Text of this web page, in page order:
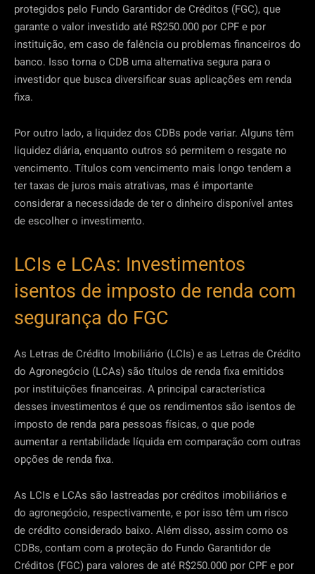
protegidos pelo Fundo Garantidor de Créditos (FGC), que
garante o valor investido até R$250.000 por CPF e por
instituição, em caso de falência ou problemas financeiros do
banco. Isso torna o CDB uma alternativa segura para o
investidor que busca diversificar suas aplicações em renda
fixa.
Por outro lado, a liquidez dos CDBs pode variar. Alguns têm
liquidez diária, enquanto outros só permitem o resgate no
vencimento. Títulos com vencimento mais longo tendem a
ter taxas de juros mais atrativas, mas é importante
considerar a necessidade de ter o dinheiro disponível antes
de escolher o investimento.
LCIs e LCAs: Investimentos
isentos de imposto de renda com
segurança do FGC
As Letras de Crédito Imobiliário (LCIs) e as Letras de Crédito
do Agronegócio (LCAs) são títulos de renda fixa emitidos
por instituições financeiras. A principal característica
desses investimentos é que os rendimentos são isentos de
imposto de renda para pessoas físicas, o que pode
aumentar a rentabilidade líquida em comparação com outras
opções de renda fixa.
As LCIs e LCAs são lastreadas por créditos imobiliários e
do agronegócio, respectivamente, e por isso têm um risco
de crédito considerado baixo. Além disso, assim como os
CDBs, contam com a proteção do Fundo Garantidor de
Créditos (FGC) para valores de até R$250.000 por CPF e por